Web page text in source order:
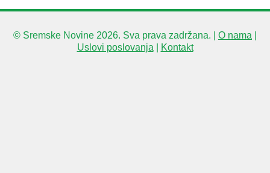
© Sremske Novine 2026. Sva prava zadržana. | O nama
Uslovi poslovanja
Kontakt